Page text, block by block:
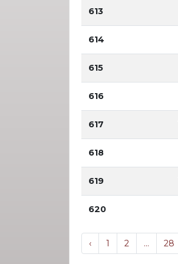
613
614
615
616
617
618
619
620
‹ 1 2 ... 28